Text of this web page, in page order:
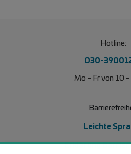
Hotline:
030-
Mo - Fr von 10 -
Leichte
Erklärung